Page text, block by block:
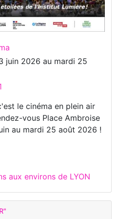
juin 2026 au mardi 25
le cinéma en plein air
vous Place Ambroise
au mardi 25 août 2026 !
aux environs de LYON